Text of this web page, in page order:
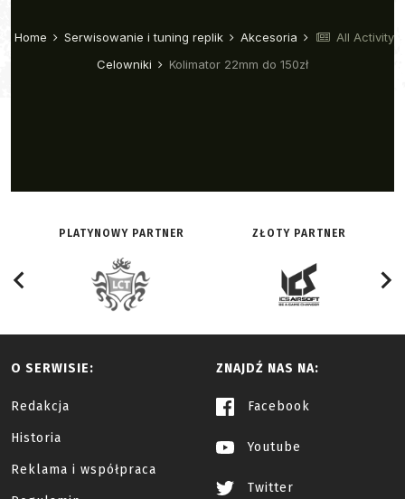
PLATYNOWY PARTNER ZŁOTY PARTNER
O SERWISIE:
Redakcja
Historia
Reklama i współpraca
ZNAJDŹ NAS NA:
Facebook
Youtube
Twitter